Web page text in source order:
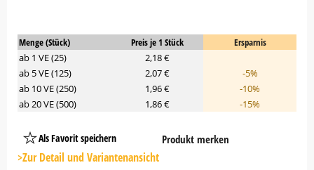
Menge (Stück) Preis je 1 Stück
Ersparnis
ab 1 VE (25)
2,18 €
ab 5 VE (125)
2,07 €
-5%
ab 10 VE (250)
1,96 €
-10%
ab 20 VE (500)
1,86 € -15%
Als Favorit speichern
Platzhalter
Button
Produkt merken
>Zur Detail und Variantenansicht